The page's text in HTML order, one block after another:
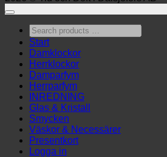
Search
products
…
Start
Damklockor
Herrklockor
Damparfym
Herrparfym
INREDNING
Glas & Kristall
Smycken
Väskor & Necessärer
Presentkort
Logga in